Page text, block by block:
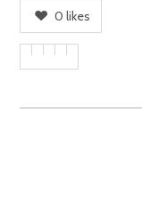
0 likes